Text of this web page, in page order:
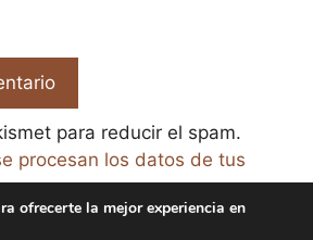
para reducir el spam.
procesan los datos de tus
ofrecerte la mejor experiencia en